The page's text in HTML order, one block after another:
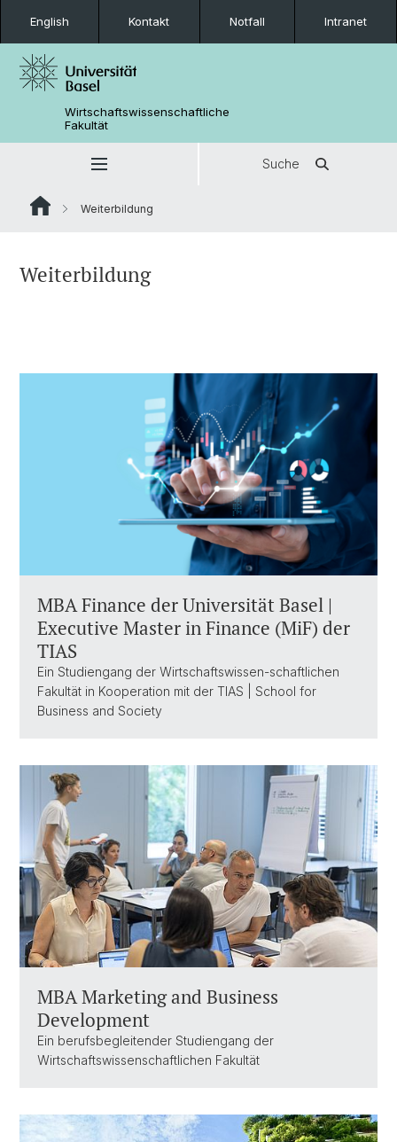
English Kontakt Notfall Intranet
Wirtschaftswissenschaftliche
Fakultät
Suche
Weiterbildung
Weiterbildung
MBA Finance der Universität Basel |
Executive Master in Finance (MiF) der
TIAS
Ein Studiengang der Wirtschaftswissen-schaftlichen
Fakultät in Kooperation mit der TIAS | School for
Business and Society
MBA Marketing and Business
Development
Ein berufsbegleitender Studiengang der
Wirtschaftswissenschaftlichen Fakultät